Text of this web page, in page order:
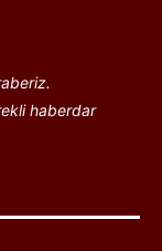
haberdar